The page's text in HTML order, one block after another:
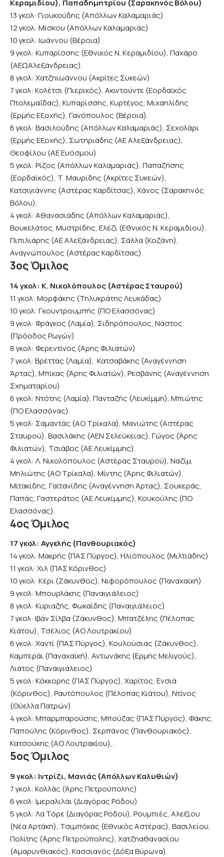
Κεραμιδίου), Παπαδημητρίου (Σαρακηνός Βόλου)
13 γκολ: Γιουκούδης (Απόλλων Καλαμαριάς)
12 γκολ: Μίσκου (Απόλλων Καλαμαριάς)
10 γκολ: Ιωάννου (Βέροια)
9 γκολ: Κυπαρίσσης (Εθνικός Ν. Κεραμιδίου), Παχάρο
(ΑΕΩΑλεξάνδρειας).
8 γκολ: Χατζηιωάννου (Ακρίτες Συκεών)
7 γκολ: Κολέτσι (Πιερικός), Ακιντούντε (Εορδαϊκός
Πτολεμαΐδας), Κυπαρίσσης, Κυρτέγος, Μιχαηλίδης
(Ερμής Εξοχής), Γανόπουλος (Βέροια).
6 γκολ: Βασιλούδης (Απόλλων Καλαμαριάς), Σεχολάρι
(Ερμής Εξοχής), Σωτηριάδης (ΑΕ Αλεξάνδρειας),
Θεοφίλου (ΑΕ Ευόσμου)
5 γκολ: Ρίζος (Απόλλων Καλαμαριάς), Παπαζήσης
(Εορδαϊκός), Τ. Μαυρίδης (Ακρίτες Συκεών),
Κατσιγιάννης (Αστέρας Καρδίτσας), Χάνος (Σαρακηνός
Βόλου).
4 γκολ: Αθανασιάδης (Απόλλων Καλαμαριάς),
Βουκελάτος, Μυστρίδης, Ελέζι (Εθνικός Ν. Κεραμιδίου),
Πιπιλιάρης (ΑΕ Αλεξάνδρειας), Σάλλα (Κοζάνη),
Αναγνώπουλος (Αστέρας Καρδίτσας)
3ος Όμιλος
14 γκολ: K. Νικολόπουλος (Αστέρας Σταυρού)
11 γκολ: Μορφάκης (Τηλυκράτης Λευκάδας)
10 γκολ: Γκουντρουμπής (ΠΟ Ελασσόνας)
9 γκολ: Φράγκος (Λαμία), Σιδηρόπουλος, Νάστος
(Πρόοδος Ρωγών)
8 γκολ: Φερεντίνος (Άρης Φιλιατών)
7 γκολ: Βρέττας (Λαμία), Κατσαβάκης (Αναγέννηση
Άρτας), Μπίκας (Άρης Φιλιατών), Ρεσβάνης (Αναγέννηση
Σχηματαρίου)
6 γκολ: Ντότης (Λαμία), Πανταζής (Λευκίμμη), Μπιώτης
(ΠΟ Ελασσόνας).
5 γκολ: Σαμαντάς (ΑΟ Τρίκαλα), Μανιώτης (Αστέρας
Σταυρού), Βασιλάκης (ΑΕΝ Σελεύκειας), Γώγος (Άρης
Φιλιατών), Τσιάβος (ΑΕ Λευκίμμης).
4 γκολ: Λ. Νικολόπουλος (Αστέρας Σταυρού), Ναζίμ,
Μηλιώτης (ΑΟ Τρίκαλα), Μίντης (Άρης Φιλιατών),
Μιτακίδης, Γαϊτανίδης (Αναγέννηση Άρτας), Σουκεράς,
Παπάς, Γαστεράτος (ΑΕ Λευκίμμης), Κουκούλης (ΠΟ
Ελασσόνας).
4ος Όμιλος
17 γκολ: Αγγελής (Πανθουριακός)
14 γκολ: Μακρής (ΠΑΣ Πύργος), Ηλιόπουλος (Μιλτιάδης)
11 γκολ: Χιλ (ΠΑΣ Κόρινθος)
10 γκολ: Κέρι (Ζάκυνθος), Νιφορόπουλος (Παναχαϊκή)
9 γκολ: Μπουρλάκης (Παναιγιάλειος)
8 γκολ: Κυριαζής, Φωκαϊδης (Παναιγιάλειος)
7 γκολ: Ιβάν Σίλβα (Ζάκυνθος), Μπατζέλης (Πέλοπας
Κιάτου), Τσέλιος (ΑΟ Λουτρακίου)
6 γκολ: Χαντί (ΠΑΣ Πύργος), Κουλούσιας (Ζάκυνθος),
Καμπεράι (Παναχαϊκή), Αντωνάκης (Ερμής Μελιγούς),
Λιάτος (Παναιγιάλειος)
5 γκολ: Κόκκορης (ΠΑΣ Πύργος), Χαρίτος, Ενσιά
(Κόρινθος), Ραυτόπουλος (Πέλοπας Κιάτου), Ντίνος
(Θύελλα Πατρών)
4 γκολ: Μπαρμπαρούσης, Μπούζας (ΠΑΣ Πύργος), Φάκης,
Παπούλης (Κόρινθος), Σερπάνος (Πανθουριακός),
Κατσούκης (ΑΟ Λουτρακίου),.
5ος Όμιλος
9 γκολ: Ιντρίζι, Μανιάς (Απόλλων Καλυθιών)
7 γκολ: Κολλάς (Άρης Πετρούπολης)
6 γκολ: Ιμεραλιλάι (Διαγόρας Ρόδου)
5 γκολ: Λα Τόρε (Διαγόρας Ρόδου), Ρουμπιές, Αλεξίου
(Νέα Αρτάκη), Τσιμπόκας (Εθνικός Αστέρας), Βασιλείου,
Πολίτης (Άρης Πετρούπολης), Χατζηαθανασίου
(Αμαρυνθιακός), Κασσιανός (Δόξα Βύρωνα).